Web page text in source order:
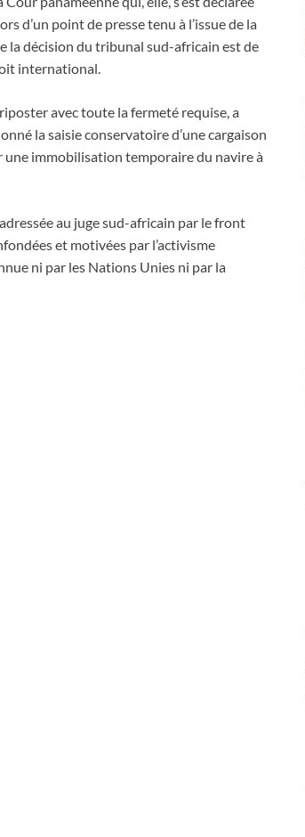
d’un point de presse tenu à l’issue de la
la décision du tribunal sud-africain est de
international.
avec toute la fermeté requise, a
la saisie conservatoire d’une cargaison
une immobilisation temporaire du navire à
au juge sud-africain par le front
et motivées par l’activisme
ni par les Nations Unies ni par la